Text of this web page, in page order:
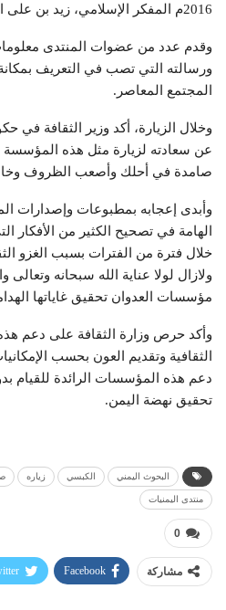
2016م المفكر الإسلامي، زيد بن على الوزير.
وقدم عدد من عضوات المنتدى
ورسالته التي تصب في التعريف
المجتمع المعاصر.
وخلال الزيارة، أكد وزير الثقافة في
عن سعادته لزيارة مثل هذه المؤسسة
صامدة في أحلك وأصعب الظروف
وأبدى إعجابه بمطبوعات وإصدارات
الهامة في تصحيح الكثير من الأفكار
خلال فترة من الفترات بسبب الغزو
ولازال لولا عناية الله سبحانه
مؤسسات العدوان تحقيق غاياتها
وأكد حرص وزارة الثقافة على دعم
الثقافية وتقديم العون بحسب
دعم هذه المؤسسات الرائدة للقيام
تحقيق نهضة اليمن.
البحوث اليمني الكبسي زياره
منتدى اليمنيات
0
مشاركة Facebook